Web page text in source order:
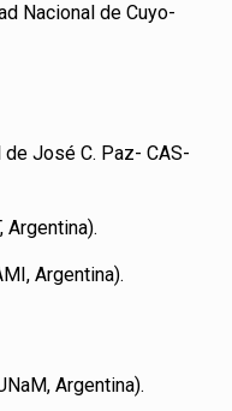
Nacional de Cuyo-
José C. Paz- CAS-
Argentina).
Argentina).
Argentina).